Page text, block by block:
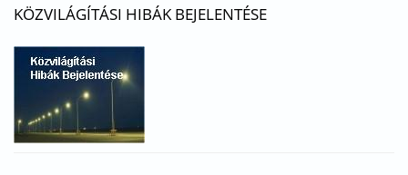
KÖZVILÁGÍTÁSI HIBÁK BEJELENTÉSE